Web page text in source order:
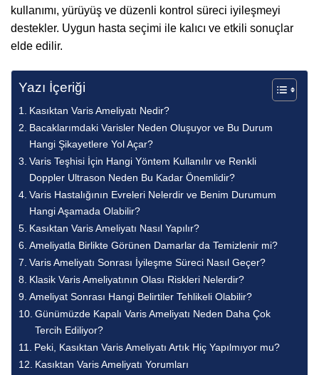
kullanımı, yürüyüş ve düzenli kontrol süreci iyileşmeyi
destekler. Uygun hasta seçimi ile kalıcı ve etkili sonuçlar
elde edilir.
Yazı İçeriği
Kasıktan Varis Ameliyatı Nedir?
Bacaklarımdaki Varisler Neden Oluşuyor ve Bu Durum
Hangi Şikayetlere Yol Açar?
Varis Teşhisi İçin Hangi Yöntem Kullanılır ve Renkli
Doppler Ultrason Neden Bu Kadar Önemlidir?
Varis Hastalığının Evreleri Nelerdir ve Benim Durumum
Hangi Aşamada Olabilir?
Kasıktan Varis Ameliyatı Nasıl Yapılır?
Ameliyatla Birlikte Görünen Damarlar da Temizlenir mi?
Varis Ameliyatı Sonrası İyileşme Süreci Nasıl Geçer?
Klasik Varis Ameliyatının Olası Riskleri Nelerdir?
Ameliyat Sonrası Hangi Belirtiler Tehlikeli Olabilir?
Günümüzde Kapalı Varis Ameliyatı Neden Daha Çok
Tercih Ediliyor?
Peki, Kasıktan Varis Ameliyatı Artık Hiç Yapılmıyor mu?
Kasıktan Varis Ameliyatı Yorumları